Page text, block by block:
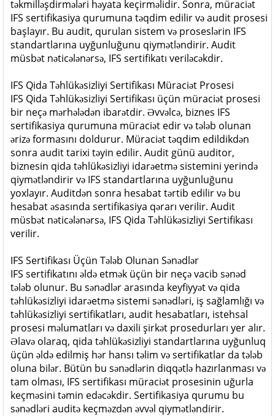
təkmilləşdirmələri həyata keçirməlidir. Sonra, müraciət
IFS sertifikasiya qurumuna təqdim edilir və audit prosesi
başlayır. Bu audit, qurulan sistem və proseslərin IFS
standartlarına uyğunluğunu qiymətləndirir. Audit
müsbət nəticələnərsə, IFS sertifikatı veriləcəkdir.
IFS Qida Təhlükəsizliyi Sertifikası Müraciət Prosesi
IFS Qida Təhlükəsizliyi Sertifikası üçün müraciət prosesi
bir neçə mərhələdən ibarətdir. Əvvəlcə, biznes IFS
sertifikasiya qurumuna müraciət edir və tələb olunan
ərizə formasını doldurur. Müraciət təqdim edildikdən
sonra audit tarixi təyin edilir. Audit günü auditor,
biznesin qida təhlükəsizliyi idarəetmə sistemini yerində
qiymətləndirir və IFS standartlarına uyğunluğunu
yoxlayır. Auditdən sonra hesabat tərtib edilir və bu
hesabat əsasında sertifikasiya qərarı verilir. Audit
müsbət nəticələnərsə, IFS Qida Təhlükəsizliyi Sertifikası
verilir.
IFS Sertifikası Üçün Tələb Olunan Sənədlər
IFS sertifikatını əldə etmək üçün bir neçə vacib sənəd
tələb olunur. Bu sənədlər arasında keyfiyyət və qida
təhlükəsizliyi idarəetmə sistemi sənədləri, iş sağlamlığı və
təhlükəsizliyi sertifikatları, audit hesabatları, istehsal
prosesi məlumatları və daxili şirkət prosedurları yer alır.
Əlavə olaraq, qida təhlükəsizliyi standartlarına uyğunluq
üçün əldə edilmiş hər hansı təlim və sertifikatlar da tələb
oluna bilər. Bütün bu sənədlərin diqqətlə hazırlanması və
tam olması, IFS sertifikası müraciət prosesinin uğurla
keçməsini təmin edəcəkdir. Sertifikasiya qurumu bu
sənədləri auditə keçməzdən əvvəl qiymətləndirir.